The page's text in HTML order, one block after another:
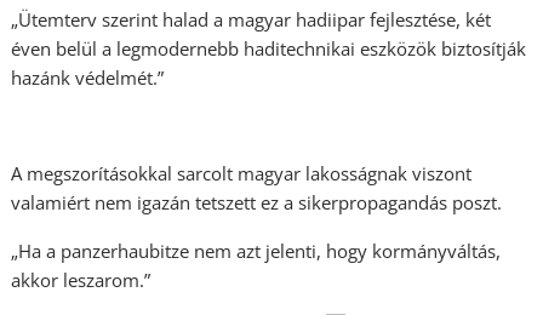
„Ütemterv szerint halad a magyar hadiipar fejlesztése, két
éven belül a legmodernebb haditechnikai eszközök biztosítják
hazánk védelmét.”
A megszorításokkal sarcolt magyar lakosságnak viszont
valamiért nem igazán tetszett ez a sikerpropagandás poszt.
„Ha a panzerhaubitze nem azt jelenti, hogy kormányváltás,
akkor leszarom.”